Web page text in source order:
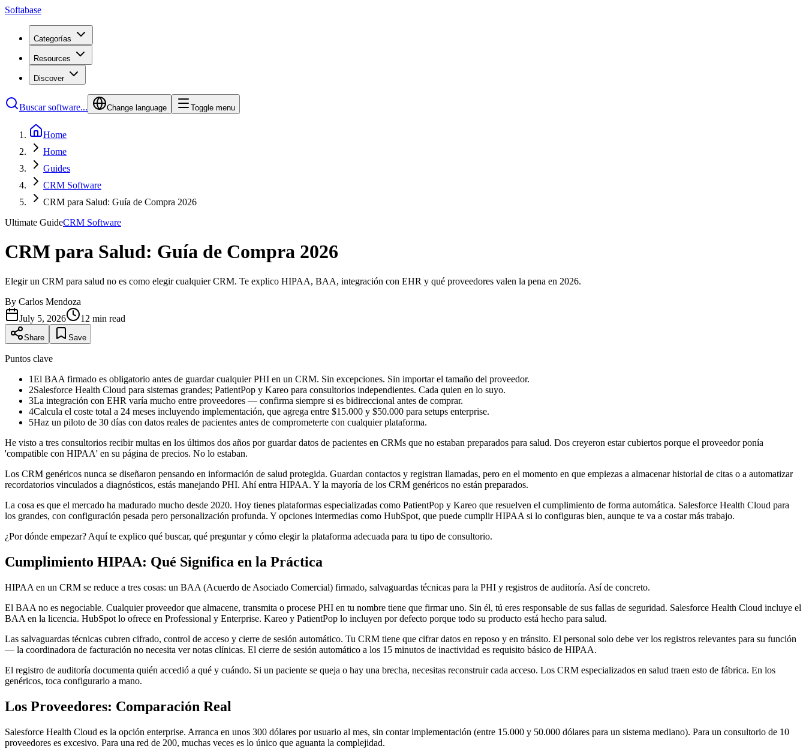
Softabase
Categorías
Resources
Discover
Buscar software... Change language Toggle menu
Home
Home
Guides
CRM Software
CRM para Salud: Guía de Compra 2026
Ultimate GuideCRM Software
CRM para Salud: Guía de Compra 2026
Elegir un CRM para salud no es como elegir cualquier CRM. Te explico HIPAA, BAA, integración con EHR y qué proveedores valen la pena en 2026.
By Carlos Mendoza
July 5, 2026
12 min read
Share Save
Puntos clave
1El BAA firmado es obligatorio antes de guardar cualquier PHI en un CRM. Sin excepciones. Sin importar el tamaño del proveedor.
2Salesforce Health Cloud para sistemas grandes; PatientPop y Kareo para consultorios independientes. Cada quien en lo suyo.
3La integración con EHR varía mucho entre proveedores — confirma siempre si es bidireccional antes de comprar.
4Calcula el coste total a 24 meses incluyendo implementación, que agrega entre $15.000 y $50.000 para setups enterprise.
5Haz un piloto de 30 días con datos reales de pacientes antes de comprometerte con cualquier plataforma.
He visto a tres consultorios recibir multas en los últimos dos años por guardar datos de pacientes en CRMs que no estaban preparados para salud. Dos creyeron estar cubiertos porque el proveedor ponía
'compatible con HIPAA' en su página de precios. No lo estaban.
Los CRM genéricos nunca se diseñaron pensando en información de salud protegida. Guardan contactos y registran llamadas, pero en el momento en que empiezas a almacenar historial de citas o a automatizar
recordatorios vinculados a diagnósticos, estás manejando PHI. Ahí entra HIPAA. Y la mayoría de los CRM genéricos no están preparados.
La cosa es que el mercado ha madurado mucho desde 2020. Hoy tienes plataformas especializadas como PatientPop y Kareo que resuelven el cumplimiento de forma automática. Salesforce Health Cloud para
los grandes, con configuración pesada pero personalización profunda. Y opciones intermedias como HubSpot, que puede cumplir HIPAA si lo configuras bien, aunque te va a costar más trabajo.
¿Por dónde empezar? Aquí te explico qué buscar, qué preguntar y cómo elegir la plataforma adecuada para tu tipo de consultorio.
Cumplimiento HIPAA: Qué Significa en la Práctica
HIPAA en un CRM se reduce a tres cosas: un BAA (Acuerdo de Asociado Comercial) firmado, salvaguardas técnicas para la PHI y registros de auditoría. Así de concreto.
El BAA no es negociable. Cualquier proveedor que almacene, transmita o procese PHI en tu nombre tiene que firmar uno. Sin él, tú eres responsable de sus fallas de seguridad. Salesforce Health Cloud incluye el
BAA en la licencia. HubSpot lo ofrece en Professional y Enterprise. Kareo y PatientPop lo incluyen por defecto porque todo su producto está hecho para salud.
Las salvaguardas técnicas cubren cifrado, control de acceso y cierre de sesión automático. Tu CRM tiene que cifrar datos en reposo y en tránsito. El personal solo debe ver los registros relevantes para su función
— la coordinadora de facturación no necesita ver notas clínicas. El cierre de sesión automático a los 15 minutos de inactividad es requisito básico de HIPAA.
El registro de auditoría documenta quién accedió a qué y cuándo. Si un paciente se queja o hay una brecha, necesitas reconstruir cada acceso. Los CRM especializados en salud traen esto de fábrica. En los
genéricos, toca configurarlo a mano.
Los Proveedores: Comparación Real
Salesforce Health Cloud es la opción enterprise. Arranca en unos 300 dólares por usuario al mes, sin contar implementación (entre 15.000 y 50.000 dólares para un sistema mediano). Para un consultorio de 10
proveedores es excesivo. Para una red de 200, muchas veces es lo único que aguanta la complejidad.